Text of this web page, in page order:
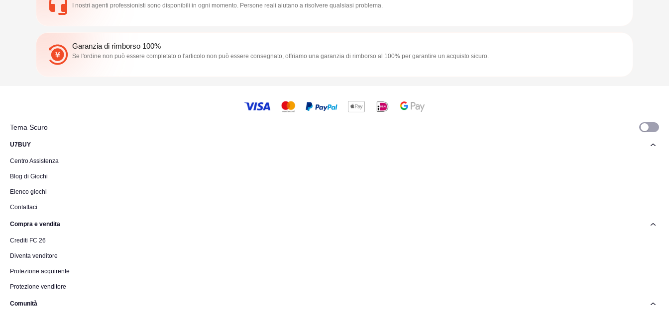
I nostri agenti professionisti sono disponibili in ogni momento. Persone reali aiutano a risolvere qualsiasi problema.
Garanzia di rimborso 100%
Se l'ordine non può essere completato o l'articolo non può essere consegnato, offriamo una garanzia di rimborso al 100% per garantire un acquisto sicuro.
Tema Scuro
U7BUY
Centro Assistenza
Blog di Giochi
Elenco giochi
Contattaci
Compra e vendita
Crediti FC 26
Diventa venditore
Protezione acquirente
Protezione venditore
Comunità